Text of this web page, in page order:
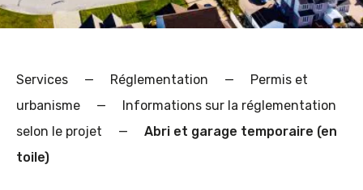
Services — Réglementation —
Permis et
urbanisme
—
Informations sur la réglementation
selon le projet
—
Abri et garage temporaire (en
toile)